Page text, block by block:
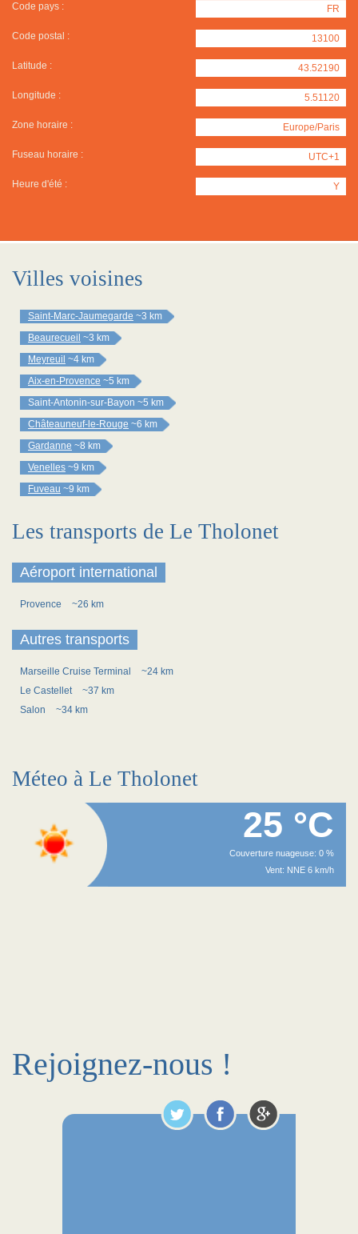
Code pays : FR
Code postal : 13100
Latitude : 43.52190
Longitude : 5.51120
Zone horaire : Europe/Paris
Fuseau horaire : UTC+1
Heure d'été : Y
Villes voisines
Saint-Marc-Jaumegarde ~3 km
Beaurecueil ~3 km
Meyreuil ~4 km
Aix-en-Provence ~5 km
Saint-Antonin-sur-Bayon ~5 km
Châteauneuf-le-Rouge ~6 km
Gardanne ~8 km
Venelles ~9 km
Fuveau ~9 km
Les transports de Le Tholonet
Aéroport international
Provence ~26 km
Autres transports
Marseille Cruise Terminal
~24 km
Le Castellet
~37 km
Salon
~34 km
Méteo à Le Tholonet
25 °C
Couverture nuageuse: 0 %
Vent: NNE 6 km/h
Rejoignez-nous !